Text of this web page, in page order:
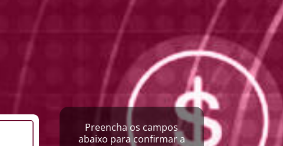
Preencha os campos
abaixo para confirmar a